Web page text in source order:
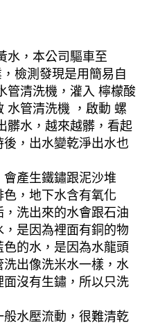
水，本公司驅車至
檢測發現是用簡易自
管清洗機，灌入 檸檬酸
水管清洗機 ，啟動 螺
髒水，越來越髒，看起
，出水變乾淨出水也
產生鐵鏽跟泥沙堆
，地下水含有氧化
洗出來的水會跟石油
是因為裡面有銅的物
的水，是因為水龍頭
出像洗米水一樣，水
沒有生鏽，所以只洗
水壓流動，很難清乾